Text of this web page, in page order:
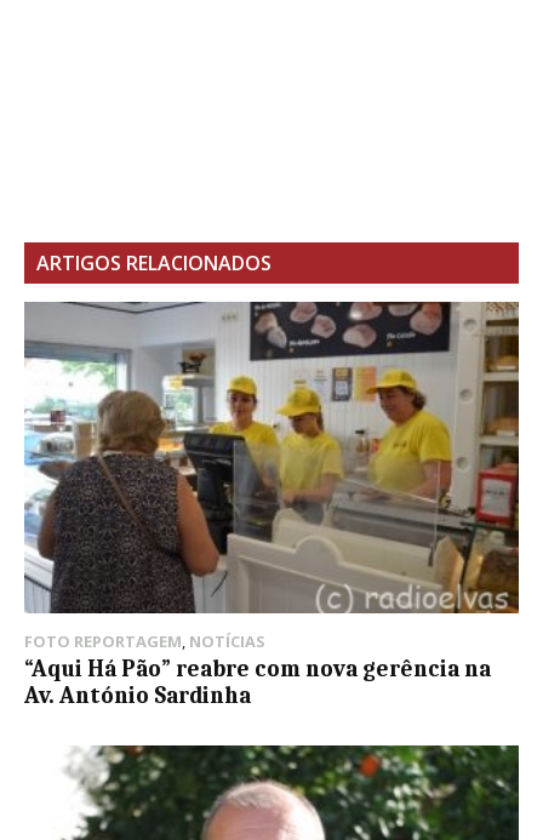
ARTIGOS RELACIONADOS
FOTO REPORTAGEM, NOTÍCIAS
“Aqui Há Pão” reabre com nova gerência na
Av. António Sardinha